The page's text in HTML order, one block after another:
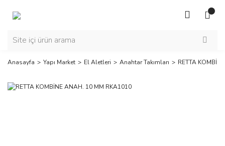
Anasayfa Yapı Market El Aletleri Anahtar Takımları RETTA